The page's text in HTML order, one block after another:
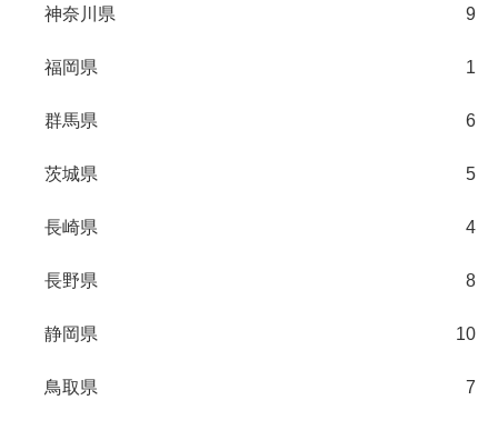
神奈川県 9
福岡県 1
群馬県 6
茨城県 5
長崎県 4
長野県 8
静岡県 10
鳥取県 7